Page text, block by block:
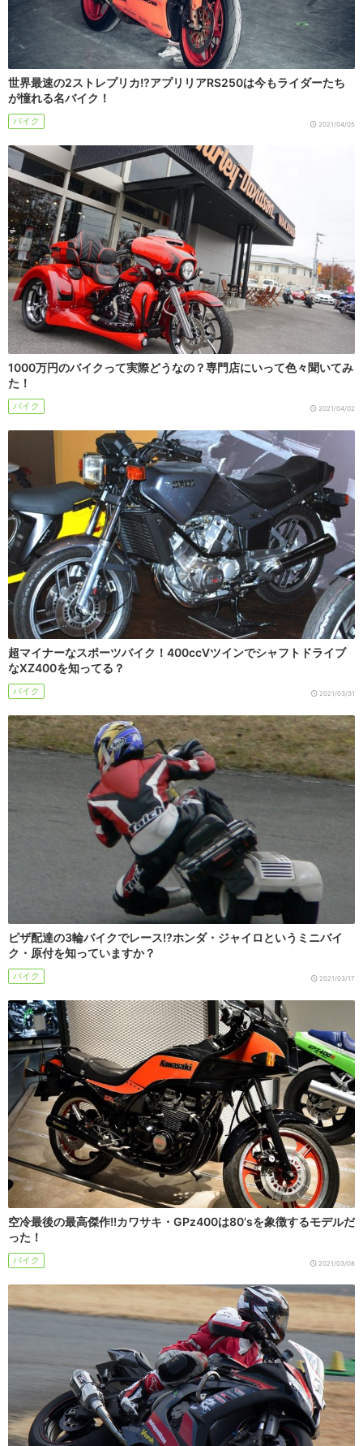
世界最速の2ストレプリカ!?アプリリアRS250は今もライダーたち
が憧れる名バイク！
バイク 2021/04/05
1000万円のバイクって実際どうなの？専門店にいって色々聞いてみ
た！
バイク 2021/04/02
超マイナーなスポーツバイク！400ccVツインでシャフトドライブ
なXZ400を知ってる？
バイク 2021/03/31
ピザ配達の3輪バイクでレース!?ホンダ・ジャイロというミニバイ
ク・原付を知っていますか？
バイク 2021/03/17
空冷最後の最高傑作!!カワサキ・GPz400は80’sを象徴するモデルだ
った！
バイク 2021/03/08